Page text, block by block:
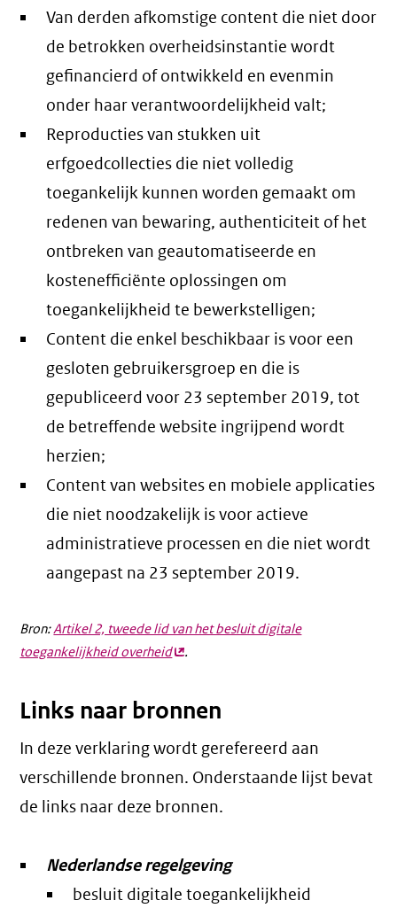
Van derden afkomstige content die niet door
de betrokken overheidsinstantie wordt
gefinancierd of ontwikkeld en evenmin
onder haar verantwoordelijkheid valt;
Reproducties van stukken uit
erfgoedcollecties die niet volledig
toegankelijk kunnen worden gemaakt om
redenen van bewaring, authenticiteit of het
ontbreken van geautomatiseerde en
kostenefficiënte oplossingen om
toegankelijkheid te bewerkstelligen;
Content die enkel beschikbaar is voor een
gesloten gebruikersgroep en die is
gepubliceerd voor 23 september 2019, tot
de betreffende website ingrijpend wordt
herzien;
Content van websites en mobiele applicaties
die niet noodzakelijk is voor actieve
administratieve processen en die niet wordt
aangepast na 23 september 2019.
Bron:Artikel 2, tweede lid van het besluit digitale
toegankelijkheid overheid(externe
.
Links naar bronnen
In deze verklaring wordt gerefereerd aan
verschillende bronnen. Onderstaande lijst bevat
de links naar deze bronnen.
Nederlandse regelgeving
besluit digitale toegankelijkheid